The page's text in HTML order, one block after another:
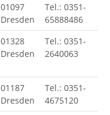
01097
Dresden
Tel.: 0351-
65888486
01328
Dresden
Tel.: 0351-
2640063
01187
Dresden
Tel.: 0351-
4675120